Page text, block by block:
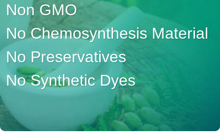
Non GMO
No Chemosynthesis Material
No Preservatives
No Synthetic Dyes